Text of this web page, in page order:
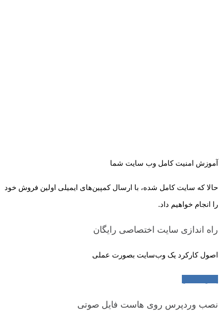
آموزش امنیت کامل وب سایت شما
حالا که سایت کامل شده، با ارسال کمپین‌های ایمیلی اولین فروش خود
را انجام خواهیم داد.
راه اندازی سایت اختصاصی رایگان
اصول کارکرد یک وب‌سایت بصورت عملی
نصب وردپرس روی هاست فایل صوتی